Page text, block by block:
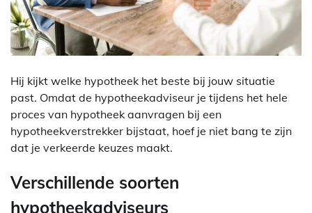
Hij kijkt welke hypotheek het beste bij jouw situatie
past. Omdat de hypotheekadviseur je tijdens het hele
proces van hypotheek aanvragen bij een
hypotheekverstrekker bijstaat, hoef je niet bang te zijn
dat je verkeerde keuzes maakt.
Verschillende soorten
hypotheekadviseurs